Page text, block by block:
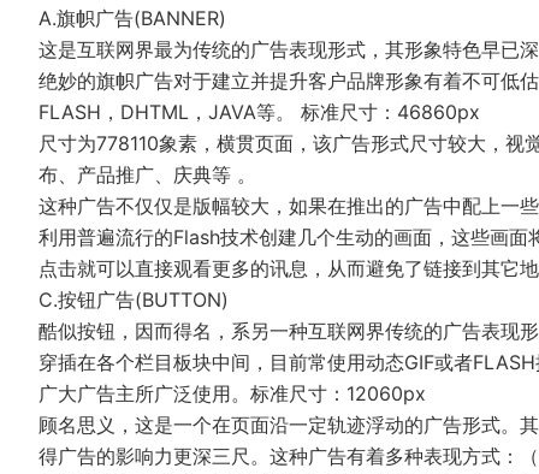
A.旗帜广告(BANNER)
这是互联网界最为传统的广告表现形式，其形象特色早已
绝妙的旗帜广告对于建立并提升客户品牌形象有着不可低
FLASH，DHTML，JAVA等。 标准尺寸：46860px
尺寸为778110象素，横贯页面，该广告形式尺寸较大，
布、产品推广、庆典等 。
这种广告不仅仅是版幅较大，如果在推出的广告中配上
利用普遍流行的Flash技术创建几个生动的画面，这些画
点击就可以直接观看更多的讯息，从而避免了链接到其它
C.按钮广告(BUTTON)
酷似按钮，因而得名，系另一种互联网界传统的广告表现
穿插在各个栏目板块中间，目前常使用动态GIF或者
广大广告主所广泛使用。标准尺寸：12060px
顾名思义，这是一个在页面沿一定轨迹浮动的广告形式。
得广告的影响力更深三尺。这种广告有着多种表现方式：